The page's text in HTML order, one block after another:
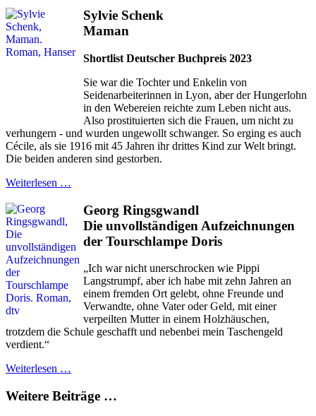
Sylvie Schenk
Maman
Shortlist Deutscher Buchpreis 2023
Sie war die Tochter und Enkelin von
Seidenarbeiterinnen in Lyon, aber der Hungerlohn
in den Webereien reichte zum Leben nicht aus.
Also prostituierten sich die Frauen, um nicht zu
verhungern - und wurden ungewollt schwanger. So erging es auch
Cécile, als sie 1916 mit 45 Jahren ihr drittes Kind zur Welt bringt.
Die beiden anderen sind gestorben.
Weiterlesen …
Georg Ringsgwandl
Die unvollständigen Aufzeichnungen
der Tourschlampe Doris
„Ich war nicht unerschrocken wie Pippi
Langstrumpf, aber ich habe mit zehn Jahren an
einem fremden Ort gelebt, ohne Freunde und
Verwandte, ohne Vater oder Geld, mit einer
verpeilten Mutter in einem Holzhäuschen,
trotzdem die Schule geschafft und nebenbei mein Taschengeld
verdient.“
Weiterlesen …
Weitere Beiträge …